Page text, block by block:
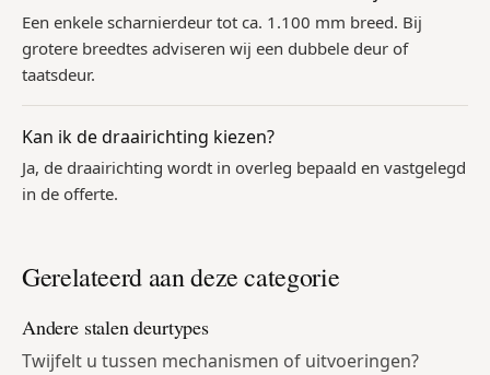
Een enkele scharnierdeur tot ca. 1.100 mm breed. Bij
grotere breedtes adviseren wij een dubbele deur of
taatsdeur.
Kan ik de draairichting kiezen?
Ja, de draairichting wordt in overleg bepaald en vastgelegd
in de offerte.
Gerelateerd aan deze categorie
Andere stalen deurtypes
Twijfelt u tussen mechanismen of uitvoeringen?